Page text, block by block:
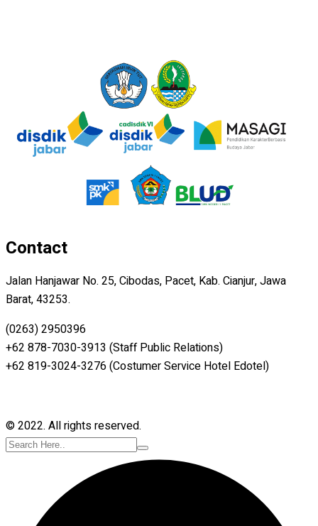
Contact
Jalan Hanjawar No. 25, Cibodas, Pacet, Kab. Cianjur, Jawa
Barat, 43253.
(0263) 2950396
+62 878-7030-3913 (Staff Public Relations)
+62 819-3024-3276 (Costumer Service Hotel Edotel)
© 2022. All rights reserved.